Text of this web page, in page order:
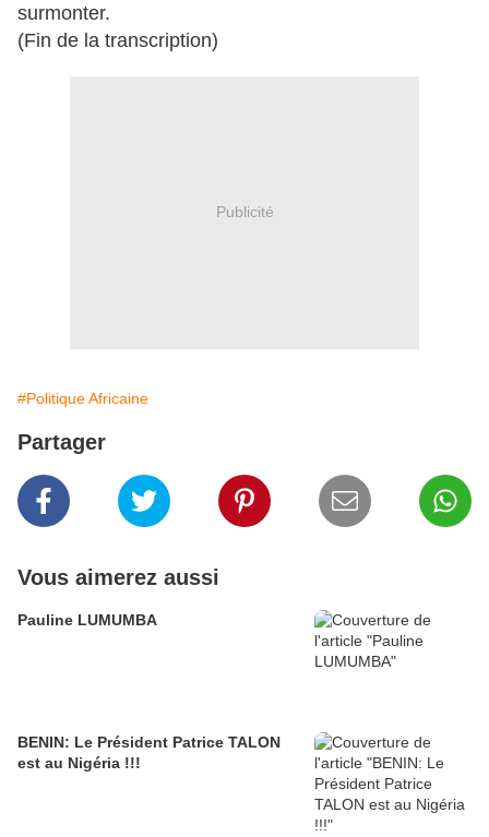
surmonter.
(Fin de la transcription)
Publicité
#Politique Africaine
Partager
Vous aimerez aussi
Pauline LUMUMBA
BENIN: Le Président Patrice TALON
est au Nigéria !!!